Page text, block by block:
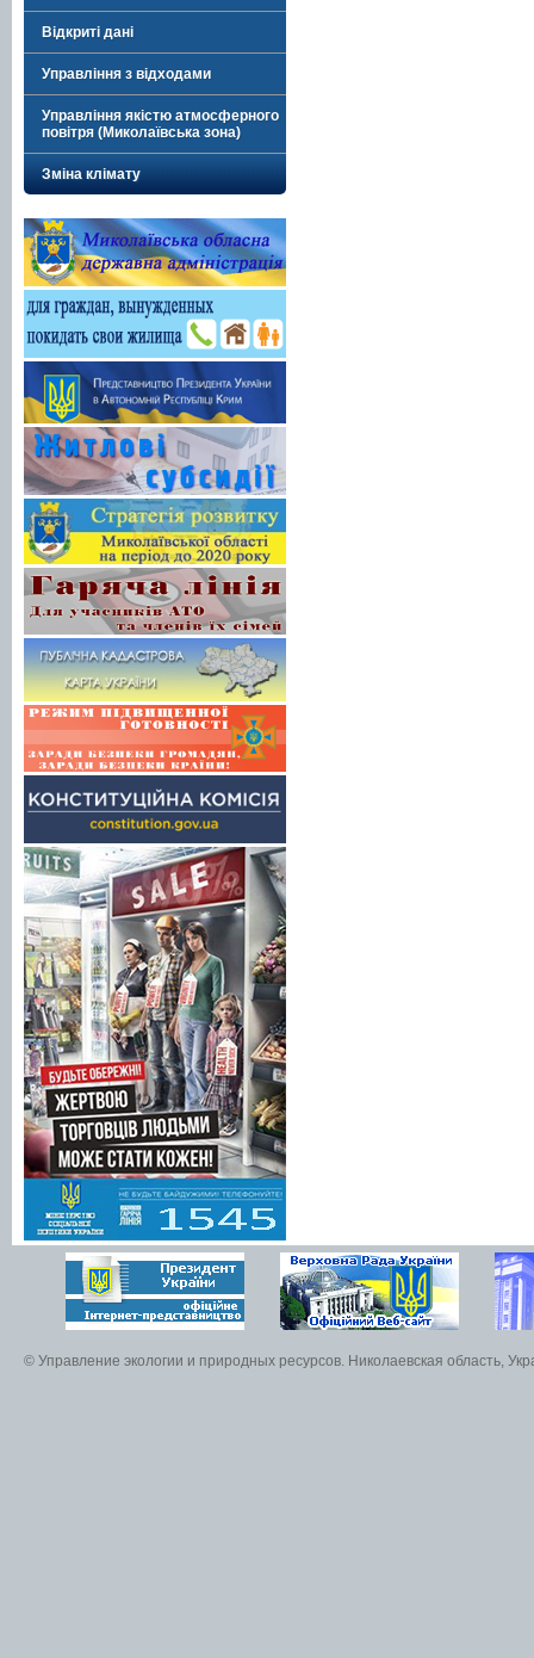
Відкриті дані
Управління з відходами
Управління якістю атмосферного
повітря (Миколаївська зона)
Зміна клімату
© Управление экологии и природных ресурсов. Николаевская область,